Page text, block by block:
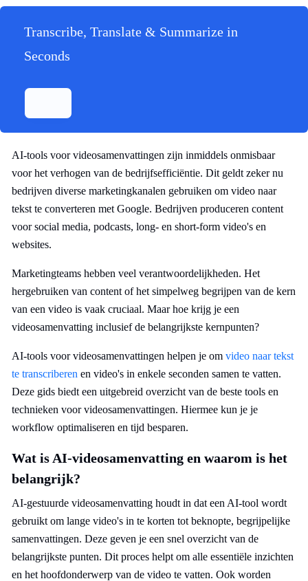
Transcribe, Translate & Summarize in
Seconds
AI-tools voor videosamenvattingen zijn inmiddels onmisbaar
voor het verhogen van de bedrijfsefficiëntie. Dit geldt zeker nu
bedrijven diverse marketingkanalen gebruiken om video naar
tekst te converteren met Google. Bedrijven produceren content
voor social media, podcasts, long- en short-form video's en
websites.
Marketingteams hebben veel verantwoordelijkheden. Het
hergebruiken van content of het simpelweg begrijpen van de kern
van een video is vaak cruciaal. Maar hoe krijg je een
videosamenvatting inclusief de belangrijkste kernpunten?
AI-tools voor videosamenvattingen helpen je om video naar tekst
te transcriberen en video's in enkele seconden samen te vatten.
Deze gids biedt een uitgebreid overzicht van de beste tools en
technieken voor videosamenvattingen. Hiermee kun je je
workflow optimaliseren en tijd besparen.
Wat is AI-videosamenvatting en waarom is het
belangrijk?
AI-gestuurde videosamenvatting houdt in dat een AI-tool wordt
gebruikt om lange video's in te korten tot beknopte, begrijpelijke
samenvattingen. Deze geven je een snel overzicht van de
belangrijkste punten. Dit proces helpt om alle essentiële inzichten
en het hoofdonderwerp van de video te vatten. Ook worden